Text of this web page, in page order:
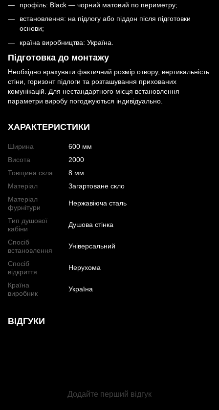
профіль: Black — чорний матовий по периметру;
встановлення: на підлогу або піддон після підготовки
основи;
країна виробництва: Україна.
Підготовка до монтажу
Необхідно врахувати фактичний розмір отвору, вертикальність
стіни, горизонт підлоги та розташування прихованих
комунікацій. Для нестандартного місця встановлення
параметри виробу погоджуються індивідуально.
ХАРАКТЕРИСТИКИ
Ширина
600 мм
Висота
2000
Товщина скла
8 мм.
Матеріал
Загартоване скло
Матеріал
фурнітури
Нержавіюча сталь
Тип душової
кабіни
Душова стінка
Спосіб
встановлення
Універсальний
Спосіб
відкриття
Нерухома
Країна
виробник
Україна
ВІДГУКИ
Додайте перший відгук